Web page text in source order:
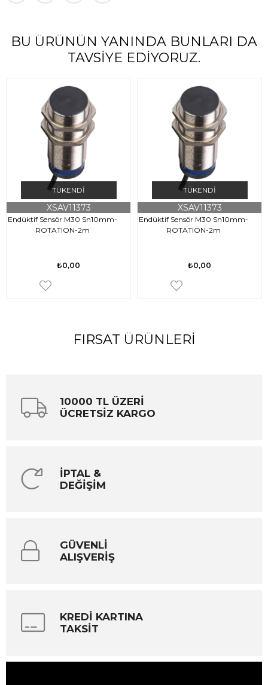
BU ÜRÜNÜN YANINDA BUNLARI DA
TAVSIYE EDIYORUZ.
TÜKENDI
Endüktif Sensör M30 Sn10mm-
ROTATION-2m
XSAV11373
₺0,00
TÜKENDI
Endüktif Sensör M30 Sn10mm-
ROTATION-2m
XSAV11373
₺0,00
FIRSAT ÜRÜNLERI
10000 TL ÜZERİ
ÜCRETSİZ KARGO
İPTAL &
DEĞİŞİM
GÜVENLİ
ALIŞVERİŞ
KREDİ KARTINA
TAKSİT